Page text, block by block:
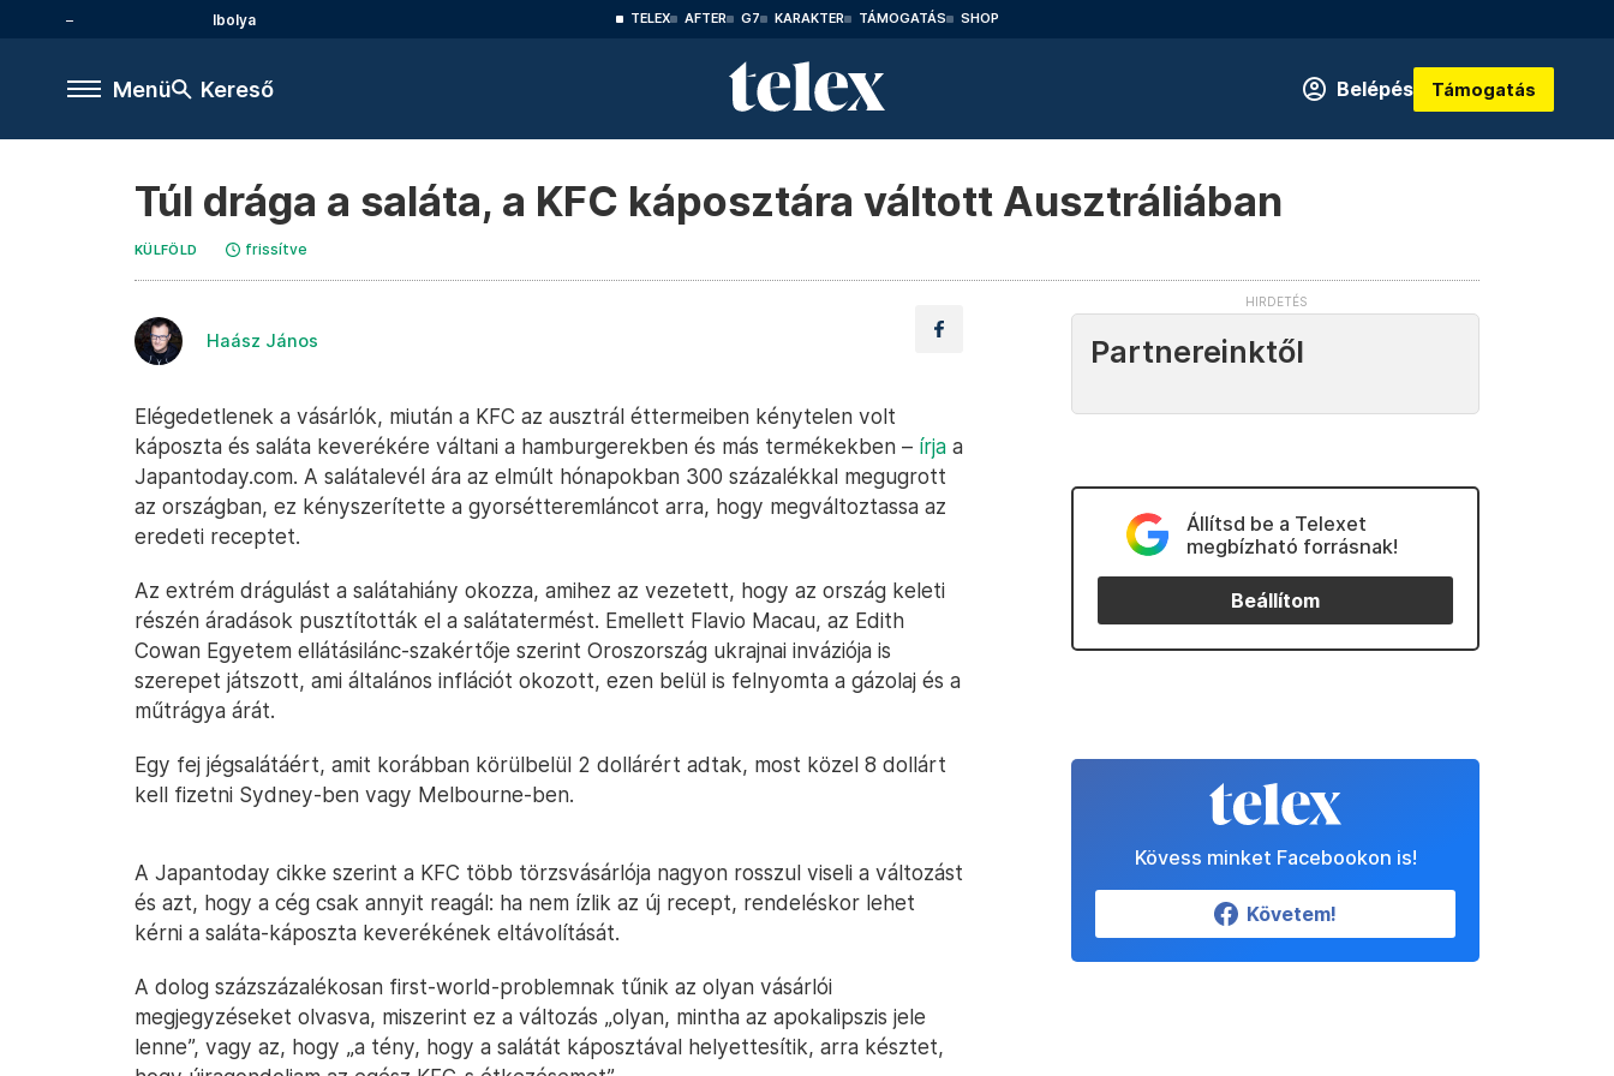
Ibolya TELEX AFTER G7 KARAKTER TÁMOGATÁS SHOP
Menü Kereső Belépés Támogatás
Túl drága a saláta, a KFC káposztára váltott Ausztráliában
KÜLFÖLD frissítve
Haász János
Elégedetlenek a vásárlók, miután a KFC az ausztrál éttermeiben kénytelen volt
káposzta és saláta keverékére váltani a hamburgerekben és más termékekben – írja a
Japantoday.com. A salátalevél ára az elmúlt hónapokban 300 százalékkal megugrott
az országban, ez kényszerítette a gyorsétteremláncot arra, hogy megváltoztassa az
eredeti receptet.
Az extrém drágulást a salátahiány okozza, amihez az vezetett, hogy az ország keleti
részén áradások pusztították el a salátatermést. Emellett Flavio Macau, az Edith
Cowan Egyetem ellátásilánc-szakértője szerint Oroszország ukrajnai inváziója is
szerepet játszott, ami általános inflációt okozott, ezen belül is felnyomta a gázolaj és a
műtrágya árát.
Egy fej jégsalátáért, amit korábban körülbelül 2 dollárért adtak, most közel 8 dollárt
kell fizetni Sydney-ben vagy Melbourne-ben.
A Japantoday cikke szerint a KFC több törzsvásárlója nagyon rosszul viseli a változást
és azt, hogy a cég csak annyit reagál: ha nem ízlik az új recept, rendeléskor lehet
kérni a saláta-káposzta keverékének eltávolítását.
A dolog százszázalékosan first-world-problemnak tűnik az olyan vásárlói
megjegyzéseket olvasva, miszerint ez a változás „olyan, mintha az apokalipszis jele
lenne”, vagy az, hogy „a tény, hogy a salátát káposztával helyettesítik, arra késztet,
Partnereinktől
Állítsd be a Telexet
megbízható forrásnak!
Beállítom
Kövess minket Facebookon is!
Követem!